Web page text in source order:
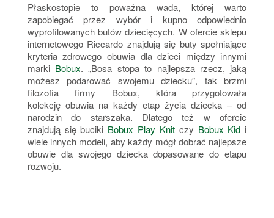
Płaskostopie to poważna wada, której warto
zapobiegać przez wybór i kupno odpowiednio
wyprofilowanych butów dziecięcych. W ofercie sklepu
internetowego Riccardo znajdują się buty spełniające
kryteria zdrowego obuwia dla dzieci między innymi
marki Bobux. „Bosa stopa to najlepsza rzecz, jaką
możesz podarować swojemu dziecku”, tak brzmi
filozofia firmy Bobux, która przygotowała
kolekcję obuwia na każdy etap życia dziecka – od
narodzin do starszaka. Dlatego też w ofercie
znajdują się buciki Bobux Play Knitczy Bobux Kid i
wiele innych modeli, aby każdy mógł dobrać najlepsze
obuwie dla swojego dziecka dopasowane do etapu
rozwoju.